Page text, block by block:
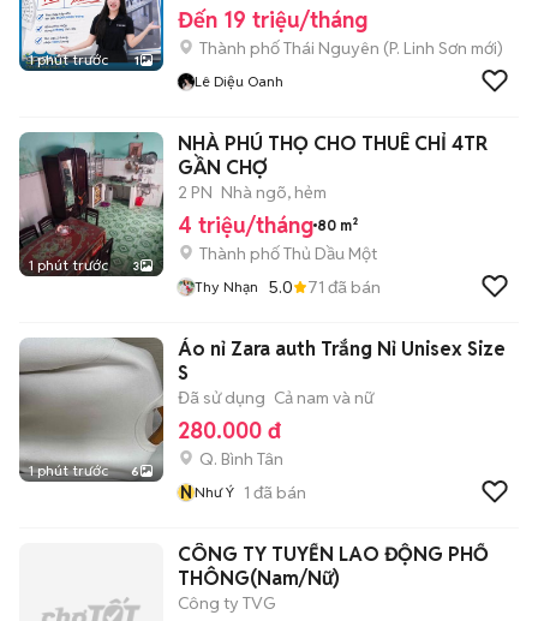
1 phút trước 1
Đến 19 triệu/tháng
Thành phố Thái Nguyên (P. Linh Sơn mới)
Lê Diệu Oanh
1 phút trước 3
NHÀ PHÚ THỌ CHO THUÊ CHỈ 4TR
GẦN CHỢ
2 PN Nhà ngõ, hẻm
4 triệu/tháng 80 m²
Thành phố Thủ Dầu Một
Thy Nhạn 5.0 71 đã bán
1 phút trước 6
Áo nỉ Zara auth Trắng Nỉ Unisex Size
S
Đã sử dụng Cả nam và nữ
280.000 đ
Q. Bình Tân
NNhư Ý 1 đã bán
CÔNG TY TUYỂN LAO ĐỘNG PHỔ
THÔNG(Nam/Nữ)
Công ty TVG